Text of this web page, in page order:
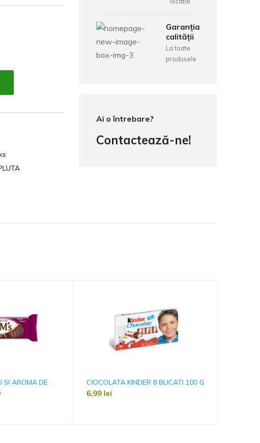
Garanția
calității
La toate
produsele
Ai o întrebare?
Contactează-ne!
SI AROMA DE
CIOCOLATA KINDER 8 BUCATI 100 G
6,99 lei